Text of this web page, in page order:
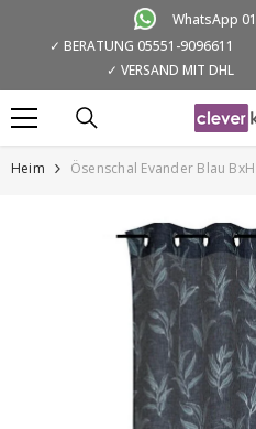
WhatsApp
✓ BERATUNG 05551-9096611
✓ VERSAND MIT DHL
Heim
Ösenschal Evander Blau